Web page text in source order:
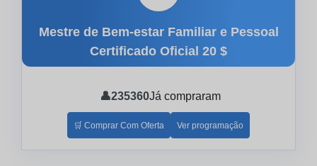
Mestre de Bem-estar Familiar e Pessoal
Certificado Oficial 20 $
👤235360Já compraram
🛒 Comprar Com Oferta Ver programação